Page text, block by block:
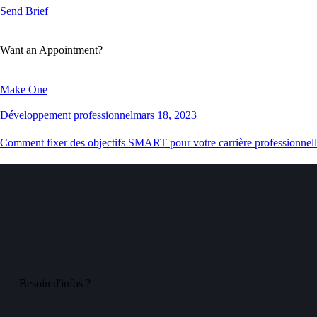
Send Brief
Want an Appointment?
Make One
Développement professionnelmars 18, 2023
Comment fixer des objectifs SMART pour votre carrière
Besoin d'infos ?